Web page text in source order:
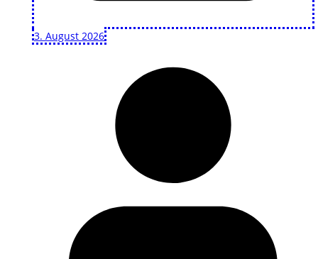
3. August 2026